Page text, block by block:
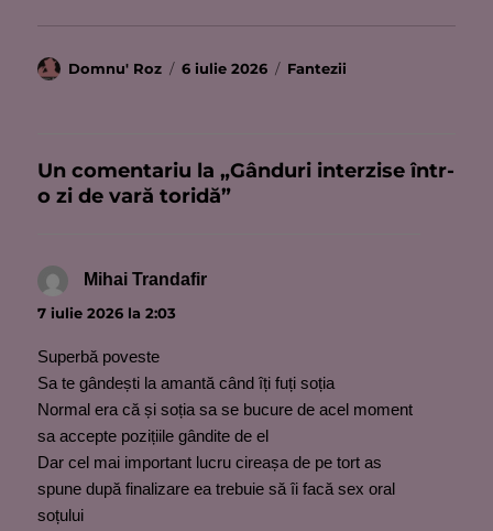
Autor
Domnu' Roz
Publicat
6 iulie 2026 Categorii
Fantezii
Un comentariu la „Gânduri interzise într-
o zi de vară toridă”
Mihai Trandafir
7 iulie 2026 la 2:03
Superbă poveste
Sa te gândești la amantă când îți fuți soția
Normal era că și soția sa se bucure de acel moment
sa accepte pozițiile gândite de el
Dar cel mai important lucru cireașa de pe tort as
spune după finalizare ea trebuie să îi facă sex oral
soțului